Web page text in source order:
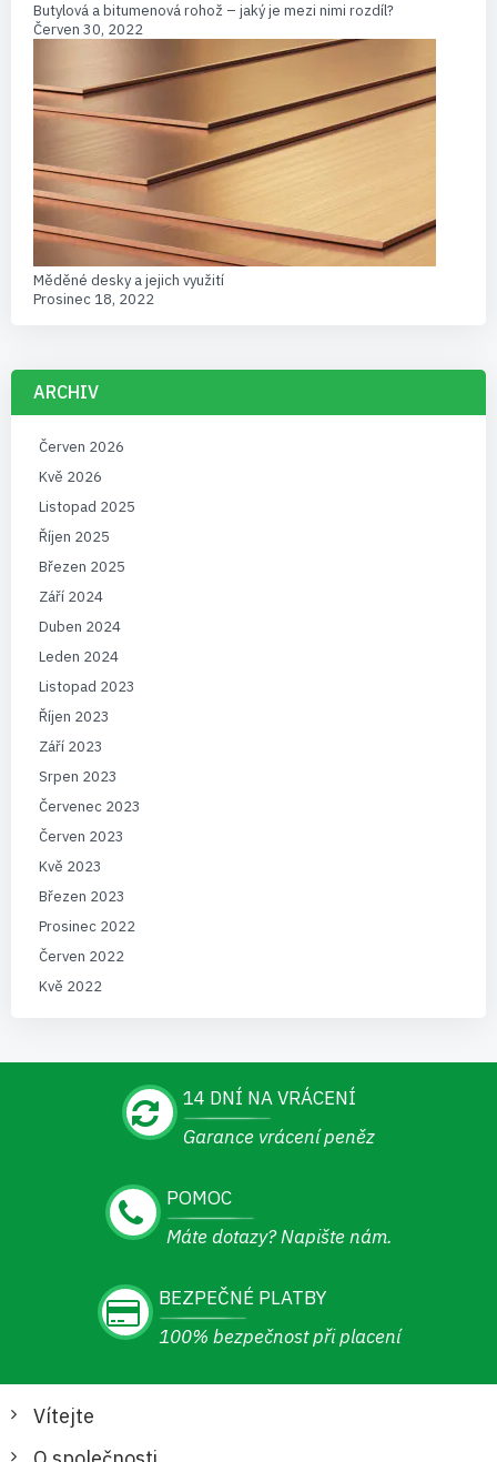
Butylová a bitumenová rohož – jaký je mezi nimi rozdíl?
Červen 30, 2022
Měděné desky a jejich využití
Prosinec 18, 2022
ARCHIV
Červen 2026
Kvě 2026
Listopad 2025
Říjen 2025
Březen 2025
Září 2024
Duben 2024
Leden 2024
Listopad 2023
Říjen 2023
Září 2023
Srpen 2023
Červenec 2023
Červen 2023
Kvě 2023
Březen 2023
Prosinec 2022
Červen 2022
Kvě 2022
14 DNÍ NA VRÁCENÍ
Garance vrácení peněz
POMOC
Máte dotazy? Napište nám.
BEZPEČNÉ PLATBY
100% bezpečnost při placení
Vítejte